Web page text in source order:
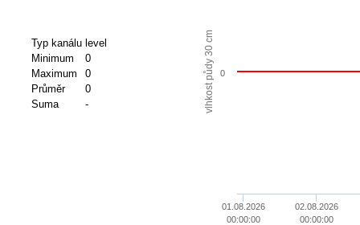
Typ kanálu level
Minimum
0
Maximum
0
Průměr
0
Suma
- vlhkost půdy 30 cm
01.08.2026
00:00:00
02.08.2026
00:00:00
0